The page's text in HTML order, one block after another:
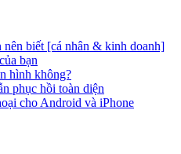
biết [cá nhân & kinh doanh]
bạn
hình không?
phục hồi toàn diện
cho Android và iPhone